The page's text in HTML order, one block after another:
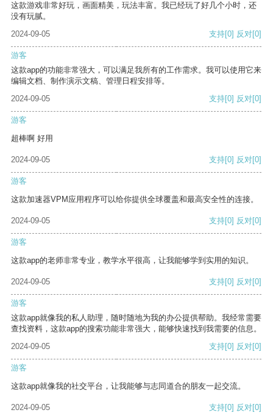
这款游戏非常好玩，画面精美，玩法丰富。我已经玩了好几个小时，还
没有玩腻。
2024-09-05
支持[0] 反对[0]
游客
这款app的功能非常强大，可以满足我所有的工作需求。我可以使用它来
编辑文档、制作演示文稿、管理日程安排等。
2024-09-05
支持[0] 反对[0]
游客
超棒啊 好用
2024-09-05 支持[0] 反对[0]
游客
这款加速器VPM应用程序可以给你提供全球覆盖和最高安全性的连接。
2024-09-05 支持[0] 反对[0]
游客
这款app的老师非常专业，教学水平很高，让我能够学到实用的知识。
2024-09-05 支持[0] 反对[0]
游客
这款app就像我的私人助理，随时随地为我的办公提供帮助。我经常需要
查找资料，这款app的搜索功能非常强大，能够快速找到我需要的信息。
2024-09-05
支持[0] 反对[0]
游客
这款app就像我的社交平台，让我能够与志同道合的朋友一起交流。
2024-09-05 支持[0] 反对[0]